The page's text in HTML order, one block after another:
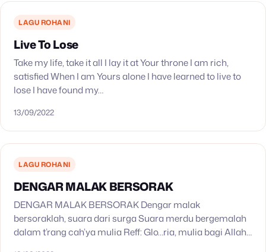
LAGU ROHANI
Live To Lose
Take my life, take it all I lay it at Your throne I am rich,
satisfied When I am Yours alone I have learned to live to
lose I have found my…
13/09/2022
LAGU ROHANI
DENGAR MALAK BERSORAK
DENGAR MALAK BERSORAK Dengar malak
bersoraklah, suara dari surga Suara merdu bergemalah
dalam t’rang cah’ya mulia Reff: Glo…ria, mulia bagi Allah